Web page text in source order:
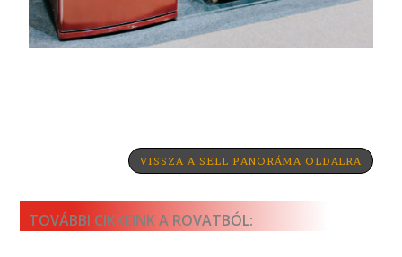
VISSZA A SELL PANORÁMA OLDALRA
TOVÁBBI CIKKEINK A ROVATBÓL: